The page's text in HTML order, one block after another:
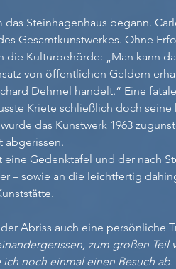
das Steinhagenhaus begann.
Gesamtkunstwerkes. Ohne
die Kulturbehörde: „Man kann
von öffentlichen Geldern
Dehmel handelt.“ Eine
Kriete schließlich doch
das Kunstwerk 1963
abgerissen.
eine Gedenktafel und der nach
– sowie an die leichtfertig
Abriss auch eine persönliche
zum großen
ich noch einmal einen Besuch